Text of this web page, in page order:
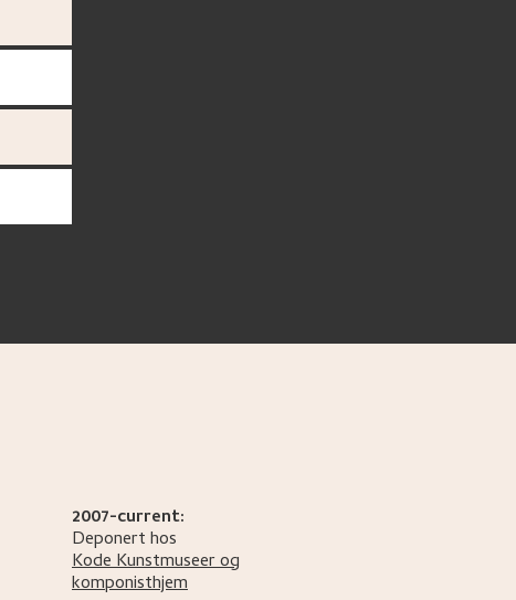
2007-current:
Deponert hos
Kode Kunstmuseer og
komponisthjem